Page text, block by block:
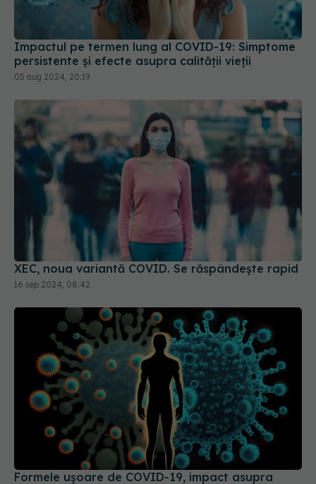
Impactul pe termen lung al COVID-19: Simptome
persistente și efecte asupra calității vieții
05 aug 2024, 20:19
XEC, noua variantă COVID. Se răspândește rapid
16 sep 2024, 08:42
Formele ușoare de COVID-19, impact asupra